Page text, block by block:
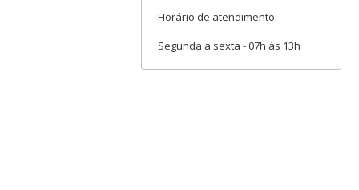
Horário de atendimento:
Segunda a sexta - 07h às 13h